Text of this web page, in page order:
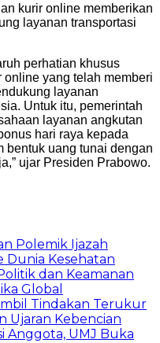
kurir online memberikan
layanan transportasi
perhatian khusus
yang telah memberi
layanan
Untuk itu, pemerintah
layanan angkutan
hari raya kepada
bentuk uang tunai dengan
ujar Presiden Prabowo.
Polemik Ijazah
Dunia Kesehatan
dan Keamanan
Global
Tindakan Terukur
Ujaran Kebencian
Anggota, UMJ Buka